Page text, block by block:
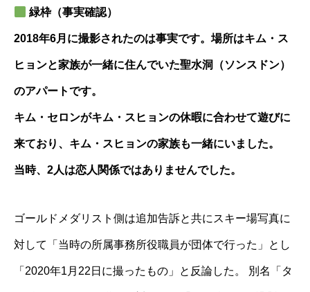
緑枠（事実確認）
2018年6月に撮影されたのは事実です。場所はキム・ス
ヒョンと家族が一緒に住んでいた聖水洞（ソンスドン）
のアパートです。
キム・セロンがキム・スヒョンの休暇に合わせて遊びに
来ており、キム・スヒョンの家族も一緒にいました。
当時、2人は恋人関係ではありませんでした。
ゴールドメダリスト側は追加告訴と共にスキー場写真に
対して「当時の所属事務所役職員が団体で行った」とし
「2020年1月22日に撮ったもの」と反論した。 別名「タ